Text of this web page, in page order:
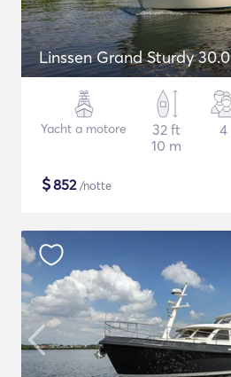
Linssen Grand Sturdy 30.0
Yacht a motore
32 ft
10 m
4
$852/notte